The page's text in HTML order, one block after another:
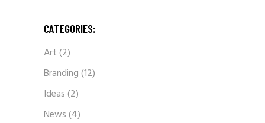
CATEGORIES:
Art(2)
Branding(12)
Ideas(2)
News(4)